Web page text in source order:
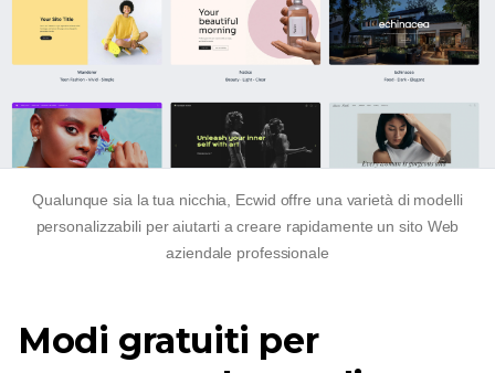
Qualunque sia la tua nicchia, Ecwid offre una varietà di modelli
personalizzabili per aiutarti a creare rapidamente un sito Web
aziendale professionale
Modi gratuiti per